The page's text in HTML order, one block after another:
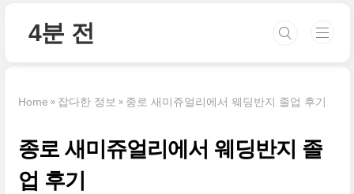
4분 전
Home 잡다한 정보 종로 새미쥬얼리에서 웨딩반지 졸업 후기
종로 새미쥬얼리에서 웨딩반지 졸
업 후기